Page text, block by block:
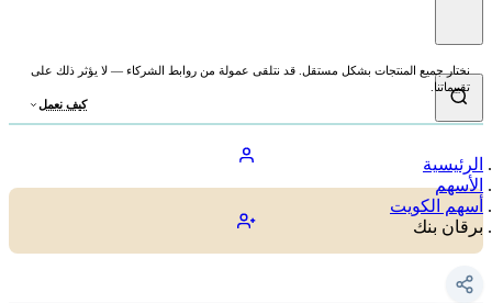
نختار جميع المنتجات بشكل مستقل. قد نتلقى عمولة من روابط الشركاء — لا يؤثر ذلك على
تقييماتنا.
كيف نعمل
الرئيسية
الأسهم
أسهم الكويت
برقان بنك